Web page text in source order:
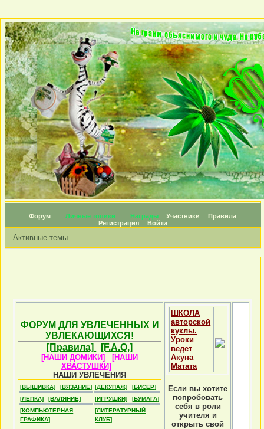
Форум Личные топики Награды Участники
Правила
Регистрация
Войти
Активные темы
ФОРУМ ДЛЯ УВЛЕЧЕННЫХ И
УВЛЕКАЮЩИХСЯ!
[Правила]
[F.A.Q.]
[НАШИ ДОМИКИ]
[НАШИ
ХВАСТУШКИ]
НАШИ УВЛЕЧЕНИЯ
[ВЫШИВКА] [ВЯЗАНИЕ] [ДЕКУПАЖ]
[БИСЕР]
[ЛЕПКА]
[ВАЛЯНИЕ] [ИГРУШКИ]
[БУМАГА]
[КОМПЬЮТЕРНАЯ
ГРАФИКА]
[ЛИТЕРАТУРНЫЙ
КЛУБ]
ШКОЛА
авторской
куклы.
Уроки
ведет
Акуна
Матата
Если вы хотите
попробовать
себя в роли
учителя и
открыть свой